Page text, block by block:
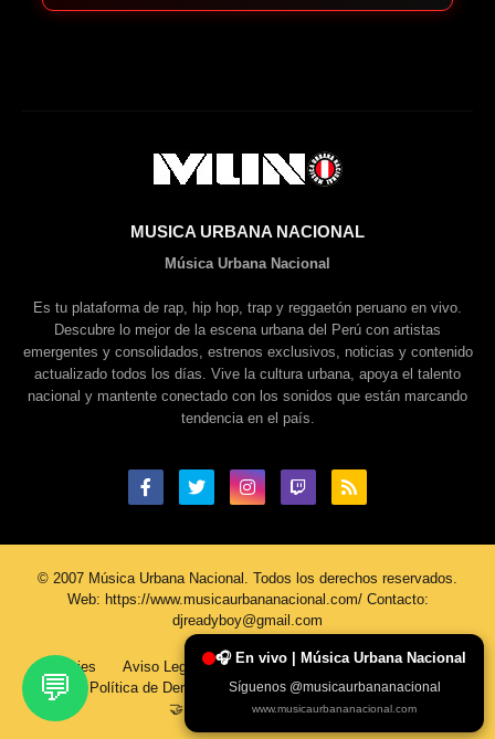
💬
🎧 En vivo | Música Urbana Nacional
Síguenos @musicaurbananacional
www.musicaurbananacional.com
MUSICA URBANA NACIONAL
Música Urbana Nacional
Es tu plataforma de rap, hip hop, trap y reggaetón peruano en vivo.
Descubre lo mejor de la escena urbana del Perú con artistas
emergentes y consolidados, estrenos exclusivos, noticias y contenido
actualizado todos los días. Vive la cultura urbana, apoya el talento
nacional y mantente conectado con los sonidos que están marcando
tendencia en el país.
© 2007 Música Urbana Nacional. Todos los derechos reservados.
Web: https://www.musicaurbananacional.com/ Contacto:
djreadyboy@gmail.com
Cookies Aviso Legal Política De Privacidad
Contacto
Política de Derechos de Autor
Sobre Nosotros
🤝 Únete al Equipo MUN